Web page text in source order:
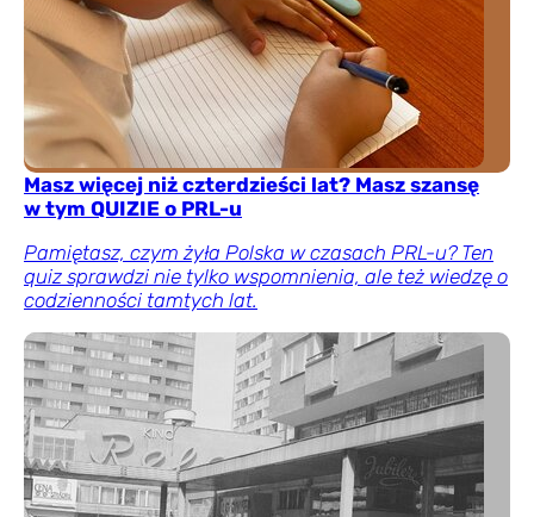
Masz więcej niż czterdzieści lat? Masz szansę
w tym QUIZIE o PRL-u
Pamiętasz, czym żyła Polska w czasach PRL-u? Ten
quiz sprawdzi nie tylko wspomnienia, ale też wiedzę o
codzienności tamtych lat.